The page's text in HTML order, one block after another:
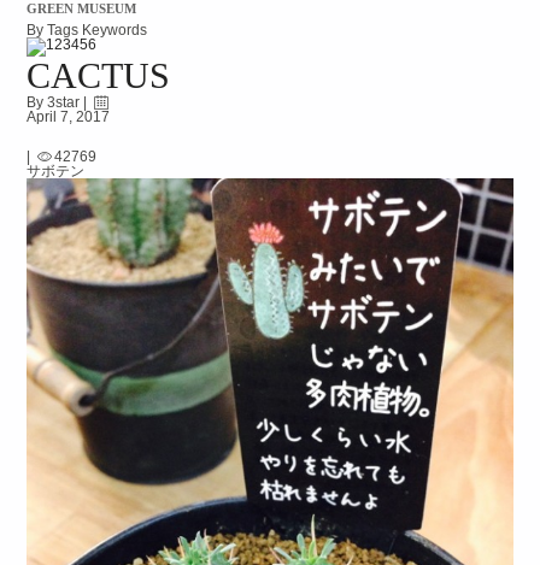
GREEN MUSEUM
By Tags Keywords
CACTUS
By 3star |
April 7, 2017
42769
サボテン